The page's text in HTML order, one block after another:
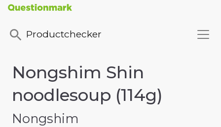
Productchecker
Nongshim Shin
noodlesoup (114g)
Nongshim